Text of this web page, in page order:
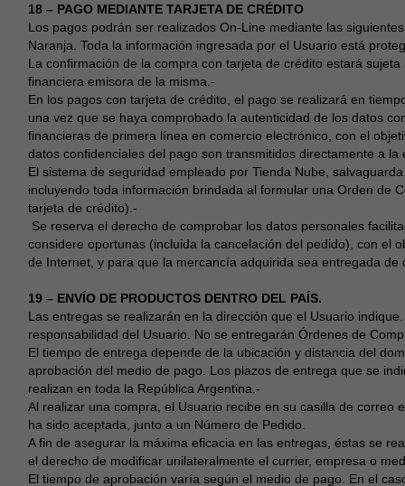
18 – PAGO MEDIANTE TARJETA DE CRÉDITO
Los pagos podrán ser realizados On-Line mediante las
Naranja. Toda la información ingresada por el Usuario está
La confirmación de la compra con tarjeta de crédito estará
financiera emisora de la misma.-
En los pagos con tarjeta de crédito, el pago se realizará en
una vez que se haya comprobado la autenticidad de los datos
financieras de primera línea en comercio electrónico, con el
datos confidenciales del pago son transmitidos directamente a
El sistema de seguridad empleado por Tienda Nube,
incluyendo toda información brindada al formular una Orden de
tarjeta de crédito).-
Se reserva el derecho de comprobar los datos personales
considere oportunas (incluida la cancelación del pedido), con el
de Internet, y para que la mercancía adquirida sea entregada
19 – ENVÍO DE PRODUCTOS DENTRO DEL PAÍS.
Las entregas se realizarán en la dirección que el Usuario
responsabilidad del Usuario. No se entregarán Órdenes de
El tiempo de entrega depende de la ubicación y distancia del
aprobación del medio de pago. Los plazos de entrega que se
realizan en toda la República Argentina.-
Al realizar una compra, el Usuario recibe en su casilla de correo
ha sido aceptada, junto a un Número de Pedido.
A fin de asegurar la máxima eficacia en las entregas, éstas se
el derecho de modificar unilateralmente el currier, empresa o
El tiempo de aprobación varía según el medio de pago. En el